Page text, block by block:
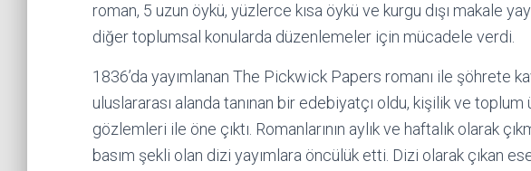
roman, 5 uzun öykü, yüzlerce kısa öykü ve kurgu dışı makale
diğer toplumsal konularda düzenlemeler için mücadele verdi.
1836’da yayımlanan The Pickwick Papers romanı ile şöhrete
uluslararası alanda tanınan bir edebiyatçı oldu, kişilik ve
gözlemleri ile öne çıktı. Romanlarının aylık ve haftalık olarak
basım şekli olan dizi yayımlara öncülük etti. Dizi olarak çıkan